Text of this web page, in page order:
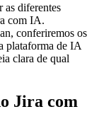
as diferentes
com IA.
conferiremos os
plataforma de IA
clara de qual
Jira com